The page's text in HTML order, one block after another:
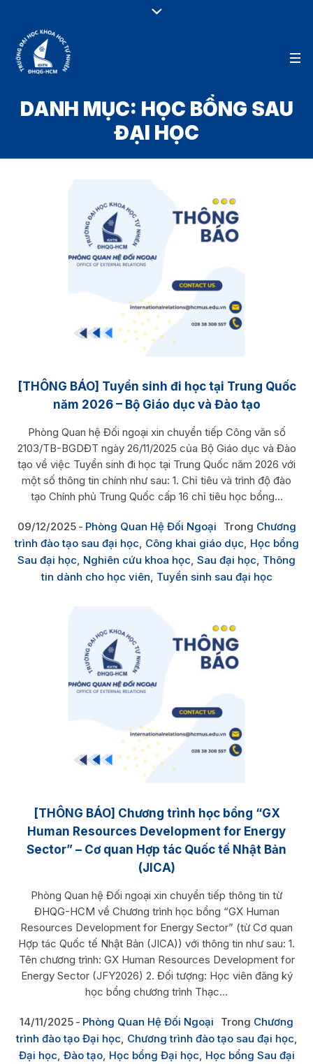
DANH MỤC: HỌC BỔNG SAU
ĐẠI HỌC
[THÔNG BÁO] Tuyển sinh đi học tại Trung Quốc
năm 2026 – Bộ Giáo dục và Đào tạo
Phòng Quan hệ Đối ngoại xin chuyển tiếp Công văn số
2103/TB-BGDĐT ngày 26/11/2025 của Bộ Giáo dục và Đào
tạo về việc Tuyển sinh đi học tại Trung Quốc năm 2026 với
một số thông tin chính như sau: 1. Chỉ tiêu và trình độ đào
tạo Chính phủ Trung Quốc cấp 16 chỉ tiêu học bổng...
09/12/2025 Phòng Quan Hệ Đối Ngoại Trong Chương
trình đào tạo sau đại học, Công khai giáo dục, Học bổng
Sau đại học, Nghiên cứu khoa học, Sau đại học, Thông
tin dành cho học viên, Tuyển sinh sau đại học
[THÔNG BÁO] Chương trình học bổng “GX
Human Resources Development for Energy
Sector” – Cơ quan Hợp tác Quốc tế Nhật Bản
(JICA)
Phòng Quan hệ Đối ngoại xin chuyển tiếp thông tin từ
ĐHQG-HCM về Chương trình học bổng “GX Human
Resources Development for Energy Sector” (từ Cơ quan
Hợp tác Quốc tế Nhật Bản (JICA)) với thông tin như sau: 1.
Tên chương trình: GX Human Resources Development for
Energy Sector (JFY2026) 2. Đối tượng: Học viên đăng ký
học bổng chương trình Thạc...
14/11/2025 Phòng Quan Hệ Đối Ngoại Trong Chương
trình đào tạo Đại học, Chương trình đào tạo sau đại học,
Đại học, Đào tạo, Học bổng Đại học, Học bổng Sau đại